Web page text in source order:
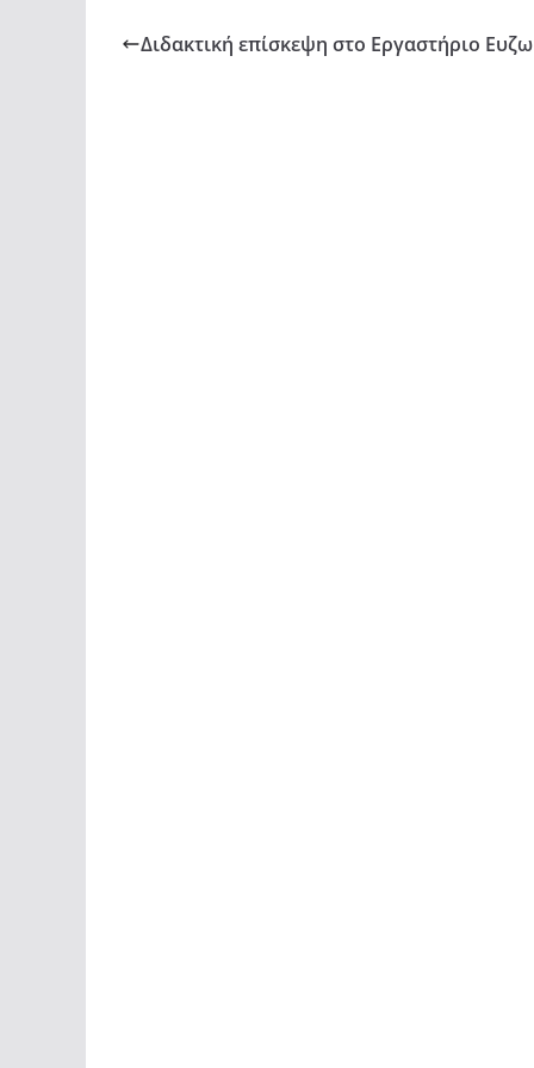
Διδακτική επίσκεψη στο Εργαστήριο